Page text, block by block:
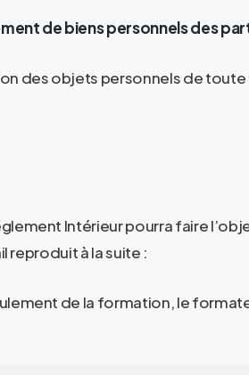
de biens personnels des
des objets personnels de
Intérieur pourra faire
reproduit à la suite :
de la formation, le